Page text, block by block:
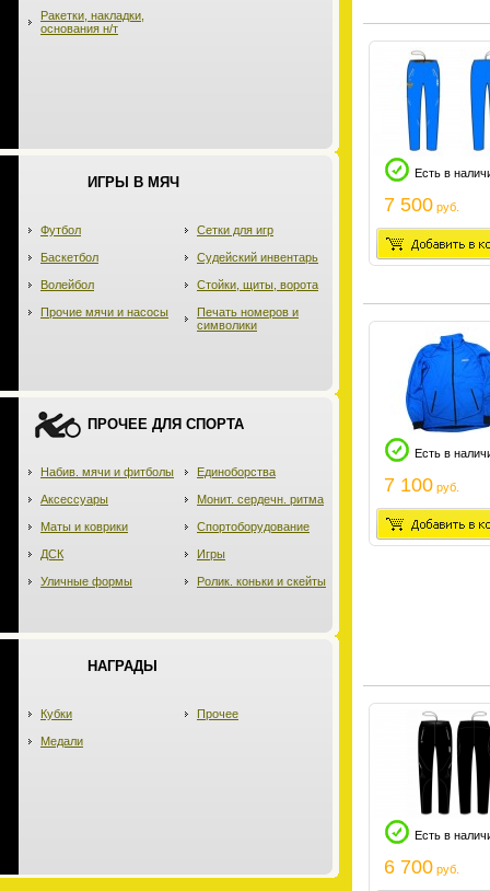
Ракетки, накладки,
основания н/т
ИГРЫ В МЯЧ
Футбол
Баскетбол
Волейбол
Прочие мячи и насосы
Сетки для игр
Судейский инвентарь
Стойки, щиты, ворота
Печать номеров и
символики
ПРОЧЕЕ ДЛЯ СПОРТА
Набив. мячи и фитболы
Аксессуары
Маты и коврики
ДСК
Уличные формы
Единоборства
Монит. сердечн. ритма
Спортоборудование
Игры
Ролик. коньки и скейты
НАГРАДЫ
Кубки
Медали
Прочее
Есть в
7 500 руб.
Есть в
7 100 руб.
Есть в
6 700 руб.